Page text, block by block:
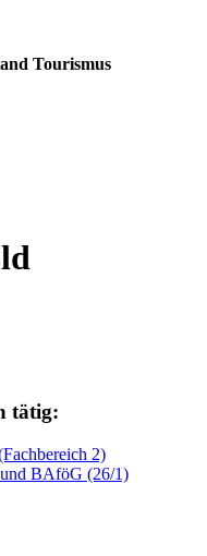
Tourismus
tätig:
2)
BAföG (26/1)